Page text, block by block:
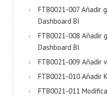
FTB0021-007 Añadir
Dashboard BI
FTB0021-008 Añadir
Dashboard BI
FTB0021-009 Añadir
FTB0021-010 Añadir
FTB0021-011